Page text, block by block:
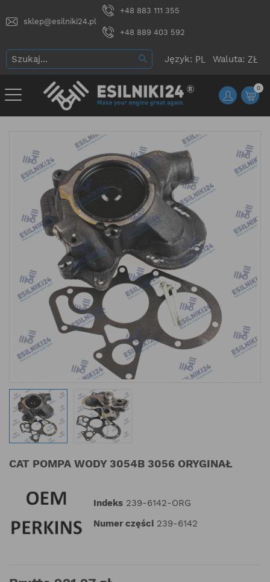
sklep@esilniki24.pl
+48 883 111 355
+48 889 403 592
Język: Waluta:
0
CAT POMPA WODY 3054B 3056 ORYGINAŁ
Indeks 239-6142-ORG
Numer części 239-6142